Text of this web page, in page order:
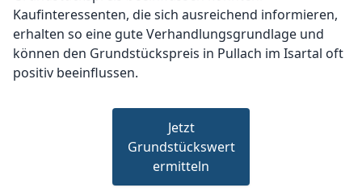
Kaufinteressenten, die sich ausreichend informieren,
erhalten so eine gute Verhandlungsgrundlage und
können den Grundstückspreis in Pullach im Isartal oft
positiv beeinflussen.
Jetzt
Grundstückswert
ermitteln